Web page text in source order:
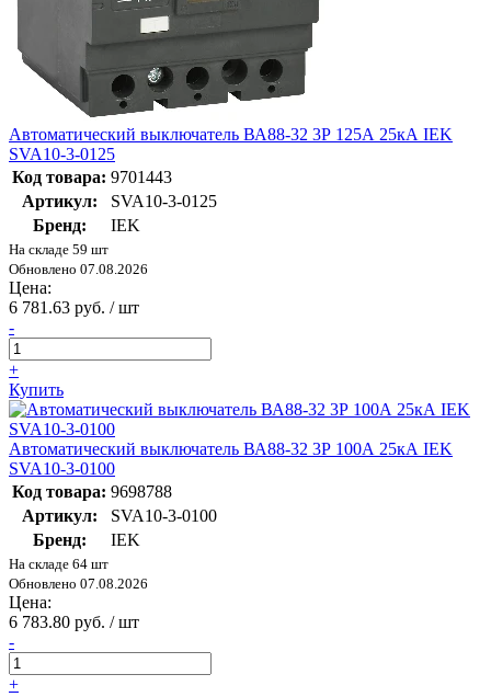
Автоматический выключатель ВА88-32 3Р 125А 25кА IEK
SVA10-3-0125
Код товара: 9701443
Артикул:
SVA10-3-0125
Бренд:
IEK
На складе 59 шт
Обновлено 07.08.2026
Цена:
6 781.63 руб. / шт
-
+
Купить
Автоматический выключатель ВА88-32 3Р 100А 25кА IEK
SVA10-3-0100
Код товара: 9698788
Артикул:
SVA10-3-0100
Бренд:
IEK
На складе 64 шт
Обновлено 07.08.2026
Цена:
6 783.80 руб. / шт
-
+